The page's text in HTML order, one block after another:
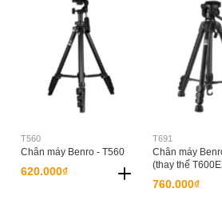
T560
Chân máy Benro - T560
620.000₫
T691
Chân máy
(thay thế
760.000₫